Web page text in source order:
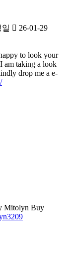
일
26-01-29
to look your
am taking a look
drop me a e-
Mitolyn Buy